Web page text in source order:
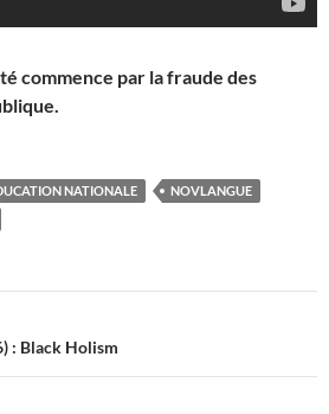
commence par la fraude des
NATIONALE
NOVLANGUE
: Black Holism